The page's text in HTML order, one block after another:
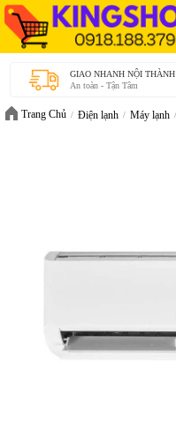
GIAO NHANH NỘI THÀNH
An toàn - Tận Tâm
Trang Chủ Điện lạnh Máy lạnh